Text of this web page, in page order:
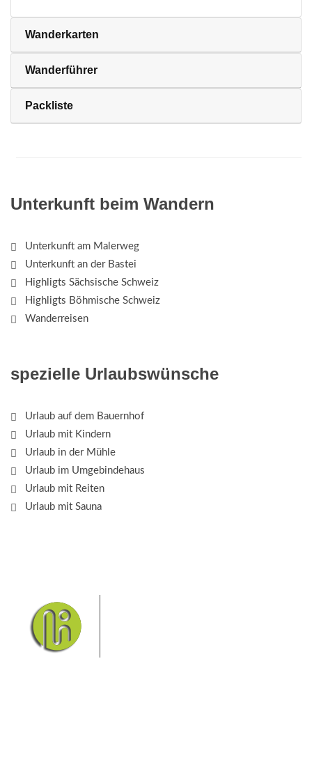
Wanderkarten
Wanderführer
Packliste
Unterkunft beim Wandern
Unterkunft am Malerweg
Unterkunft an der Bastei
Highligts Sächsische Schweiz
Highligts Böhmische Schweiz
Wanderreisen
spezielle Urlaubswünsche
Urlaub auf dem Bauernhof
Urlaub mit Kindern
Urlaub in der Mühle
Urlaub im Umgebindehaus
Urlaub mit Reiten
Urlaub mit Sauna